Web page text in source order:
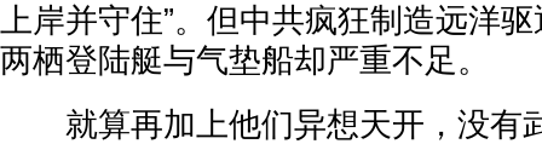
上岸并守住”。但中共疯狂制造远洋
两栖登陆艇与气垫船却严重不足。
就算再加上他们异想天开，没有